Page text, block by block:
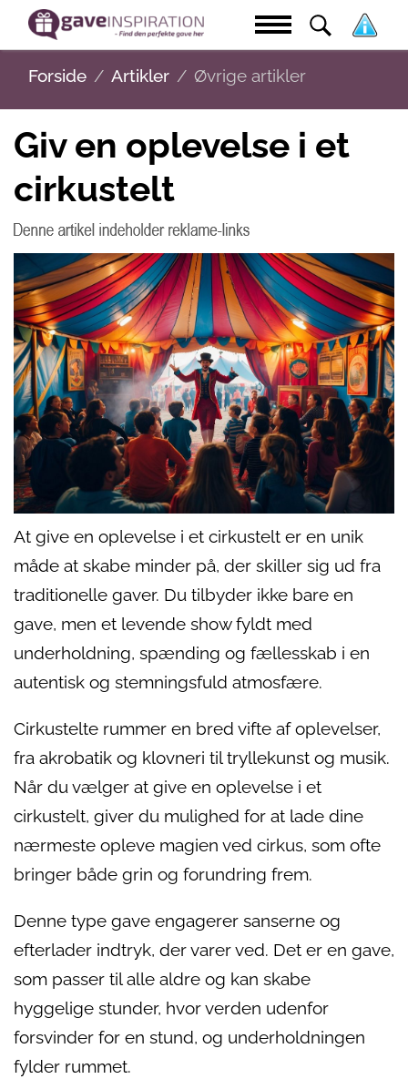
Forside Artikler Øvrige artikler
Giv en oplevelse i et
cirkustelt
At give en oplevelse i et cirkustelt er en unik
måde at skabe minder på, der skiller sig ud fra
traditionelle gaver. Du tilbyder ikke bare en
gave, men et levende show fyldt med
underholdning, spænding og fællesskab i en
autentisk og stemningsfuld atmosfære.
Cirkustelte rummer en bred vifte af oplevelser,
fra akrobatik og klovneri til tryllekunst og musik.
Når du vælger at give en oplevelse i et
cirkustelt, giver du mulighed for at lade dine
nærmeste opleve magien ved cirkus, som ofte
bringer både grin og forundring frem.
Denne type gave engagerer sanserne og
efterlader indtryk, der varer ved. Det er en gave,
som passer til alle aldre og kan skabe
hyggelige stunder, hvor verden udenfor
forsvinder for en stund, og underholdningen
fylder rummet.